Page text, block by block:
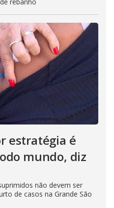
estratégia é
mundo, diz
não devem ser
de casos na Grande São